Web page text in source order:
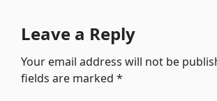
Leave a Reply
Your email address will not be
fields are marked*